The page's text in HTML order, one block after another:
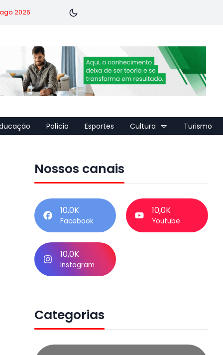
2026
Polícia Esportes Cultura Turismo
Nossos canais
10,0K
Facebook
10,0K
Youtube
10,0K
Instagram
Categorias